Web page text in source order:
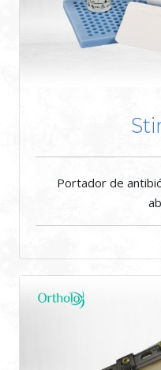
Portador de